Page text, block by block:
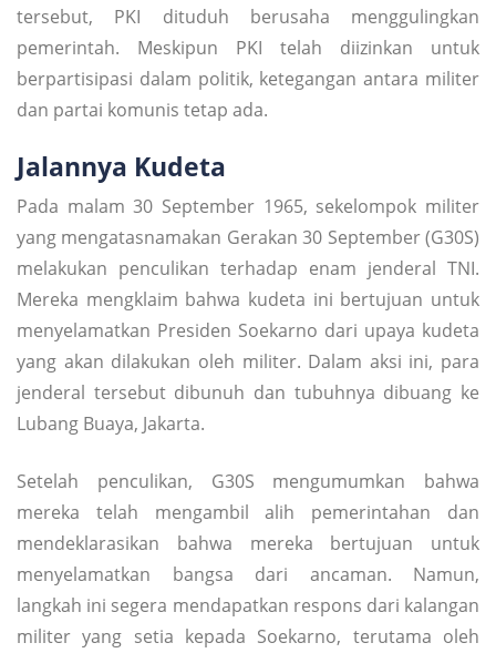
tersebut, PKI dituduh berusaha menggulingkan
pemerintah. Meskipun PKI telah diizinkan untuk
berpartisipasi dalam politik, ketegangan antara militer
dan partai komunis tetap ada.
Jalannya Kudeta
Pada malam 30 September 1965, sekelompok militer
yang mengatasnamakan Gerakan 30 September (G30S)
melakukan penculikan terhadap enam jenderal TNI.
Mereka mengklaim bahwa kudeta ini bertujuan untuk
menyelamatkan Presiden Soekarno dari upaya kudeta
yang akan dilakukan oleh militer. Dalam aksi ini, para
jenderal tersebut dibunuh dan tubuhnya dibuang ke
Lubang Buaya, Jakarta.
Setelah penculikan, G30S mengumumkan bahwa
mereka telah mengambil alih pemerintahan dan
mendeklarasikan bahwa mereka bertujuan untuk
menyelamatkan bangsa dari ancaman. Namun,
langkah ini segera mendapatkan respons dari kalangan
militer yang setia kepada Soekarno, terutama oleh